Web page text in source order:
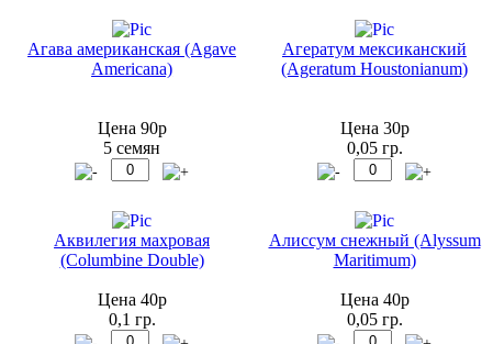
Агава американская (Agave
Americana)
Цена 90р
5 семян
Агератум мексиканский
(Ageratum Houstonianum)
Цена 30р
0,05 гр.
Аквилегия махровая
(Columbine Double)
Цена 40р
0,1 гр.
Алиссум снежный (Alyssum
Maritimum)
Цена 40р
0,05 гр.